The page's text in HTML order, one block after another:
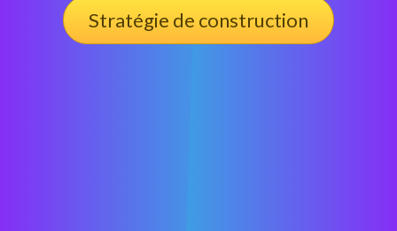
Stratégie de construction